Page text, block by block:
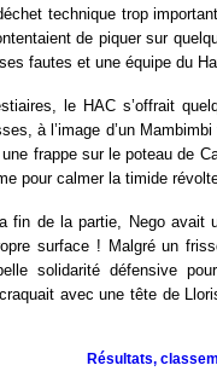
technique trop
de piquer sur
fautes et une équipe du
le HAC s’offrait
à l’image d’un
frappe sur le poteau de
pour calmer la timide
fin de la partie, Nego
surface ! Malgré un
solidarité défensive
avec une tête de
Résultats,